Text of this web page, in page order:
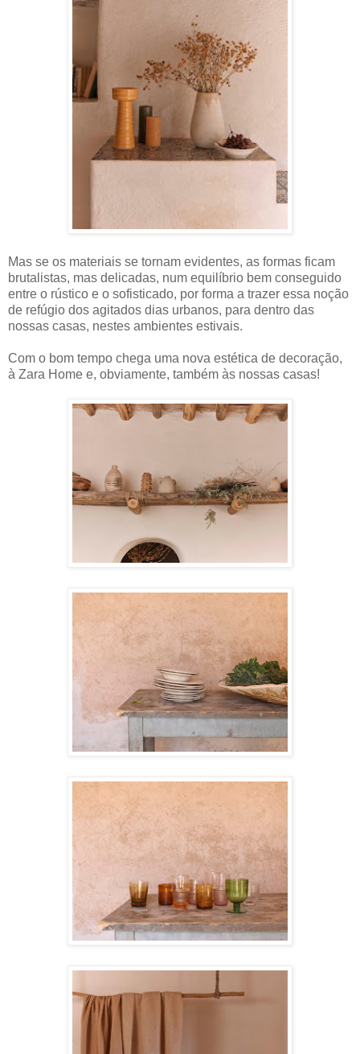
Mas se os materiais se tornam evidentes, as formas ficam
brutalistas, mas delicadas, num equilíbrio bem conseguido
entre o rústico e o sofisticado, por forma a trazer essa noção
de refúgio dos agitados dias urbanos, para dentro das
nossas casas, nestes ambientes estivais.
Com o bom tempo chega uma nova estética de decoração,
à Zara Home e, obviamente, também às nossas casas!